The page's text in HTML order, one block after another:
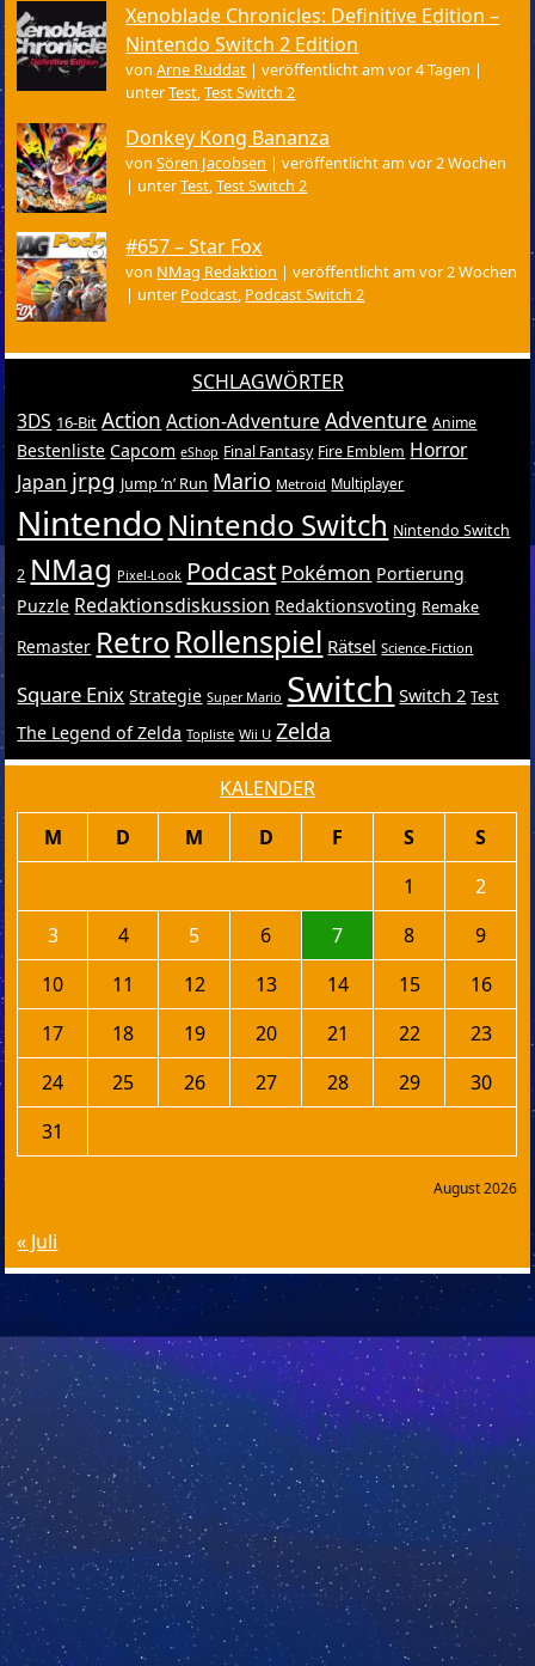
Xenoblade Chronicles: Definitive Edition –
Nintendo Switch 2 Edition
vonArne Ruddat |veröffentlicht am vor 4 Tagen |
unterTest,Test Switch 2
Donkey Kong Bananza
vonSören Jacobsen |veröffentlicht am vor 2 Wochen
| unterTest,Test Switch 2
#657 – Star Fox
von NMag Redaktion |veröffentlicht am vor 2 Wochen
| unter Podcast, Podcast Switch 2
SCHLAGWÖRTER
3DS 16-Bit Action Action-Adventure Adventure Anime
Bestenliste Capcom eShop Final Fantasy Fire Emblem Horror
Japan jrpg Jump ’n’ Run Mario Metroid Multiplayer
Nintendo Nintendo Switch Nintendo Switch
2 NMag Pixel-Look Podcast Pokémon Portierung
Puzzle Redaktionsdiskussion Redaktionsvoting Remake
Remaster RetroRollenspiel Rätsel Science-Fiction
Square Enix Strategie Super Mario Switch Switch 2 Test
The Legend of Zelda Topliste Wii U Zelda
KALENDER
August 2026
M D M D F S
S
1
2
3
4 5 6 7 8
9
10
11 12 13 14 15
16
17
18 19 20 21 22
23
24
25 26 27 28 29
30
31
« Juli